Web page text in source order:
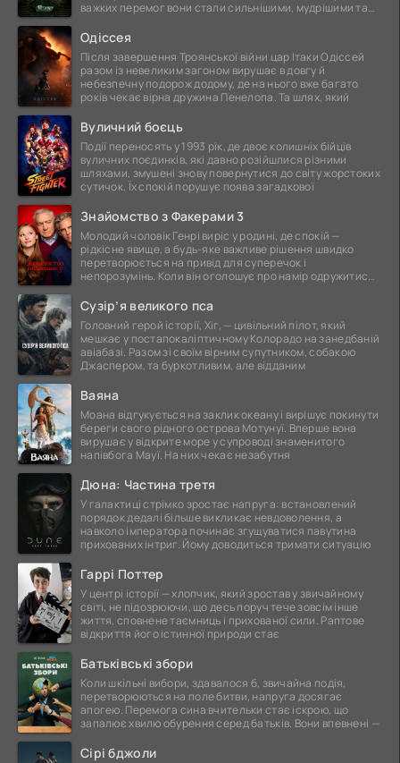
важких перемог вони стали сильнішими, мудрішими та
Одіссея
Після завершення Троянської війни цар Ітаки Одіссей
разом із невеликим загоном вирушає в довгу й
небезпечну подорож додому, де на нього вже багато
років чекає вірна дружина Пенелопа. Та шлях, який
Вуличний боєць
Події переносять у 1993 рік, де двоє колишніх бійців
вуличних поєдинків, які давно розійшлися різними
шляхами, змушені знову повернутися до світу жорстоких
сутичок. Їх спокій порушує поява загадкової
Знайомство з Факерами 3
Молодий чоловік Генрі виріс у родині, де спокій —
рідкісне явище, а будь-яке важливе рішення швидко
перетворюється на привід для суперечок і
непорозумінь. Коли він оголошує про намір одружитися,
Сузір’я великого пса
Головний герой історії, Хіг, — цивільний пілот, який
мешкає у постапокаліптичному Колорадо на занедбаній
авіабазі. Разом зі своїм вірним супутником, собакою
Джаспером, та буркотливим, але відданим
Ваяна
Моана відгукується на заклик океану і вирішує покинути
береги свого рідного острова Мотунуї. Вперше вона
вирушає у відкрите море у супроводі знаменитого
напівбога Мауї. На них чекає незабутня
Дюна: Частина третя
У галактиці стрімко зростає напруга: встановлений
порядок дедалі більше викликає невдоволення, а
навколо імператора починає згущуватися павутина
прихованих інтриг. Йому доводиться тримати ситуацію
Гаррі Поттер
У центрі історії — хлопчик, який зростав у звичайному
світі, не підозрюючи, що десь поруч тече зовсім інше
життя, сповнене таємниць і прихованої сили. Раптове
відкриття його істинної природи стає
Батьківські збори
Коли шкільні вибори, здавалося б, звичайна подія,
перетворюються на поле битви, напруга досягає
апогею. Перемога сина вчительки стає іскрою, що
запалює хвилю обурення серед батьків. Вони впевнені —
Сірі бджоли